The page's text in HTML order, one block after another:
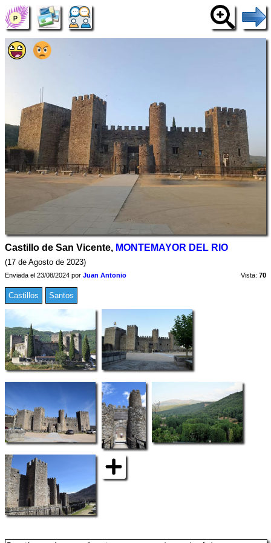
Castillo de San Vicente, MONTEMAYOR DEL RIO
(17 de Agosto de 2023)
Enviada el 23/08/2024 por Juan Antonio Vista: 70
Castillos Santos